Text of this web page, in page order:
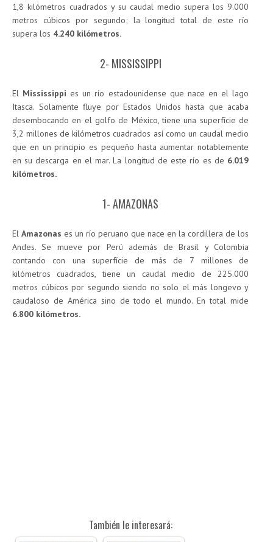
1,8 kilómetros cuadrados y su caudal medio supera los 9.000
metros cúbicos por segundo; la longitud total de este río
supera los 4.240 kilómetros.
2- MISSISSIPPI
El Mississippi es un río estadounidense que nace en el lago
Itasca. Solamente fluye por Estados Unidos hasta que acaba
desembocando en el golfo de México, tiene una superfície de
3,2 millones de kilómetros cuadrados así como un caudal medio
que en un principio es pequeño hasta aumentar notablemente
en su descarga en el mar. La longitud de este río es de 6.019
kilómetros.
1- AMAZONAS
El Amazonas es un río peruano que nace en la cordillera de los
Andes. Se mueve por Perú además de Brasil y Colombia
contando con una superfície de más de 7 millones de
kilómetros cuadrados, tiene un caudal medio de 225.000
metros cúbicos por segundo siendo no solo el más longevo y
caudaloso de América sino de todo el mundo. En total mide
6.800 kilómetros.
También le interesará: